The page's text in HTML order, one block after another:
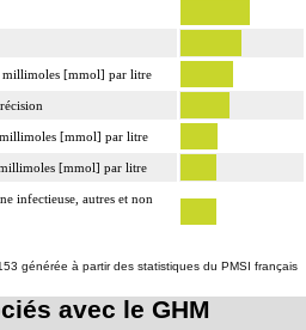
millimoles [mmol] par litre
[mmol] par litre
[mmol] par litre
infectieuse, autres et non
générée à partir des statistiques du PMSI français
avec le GHM